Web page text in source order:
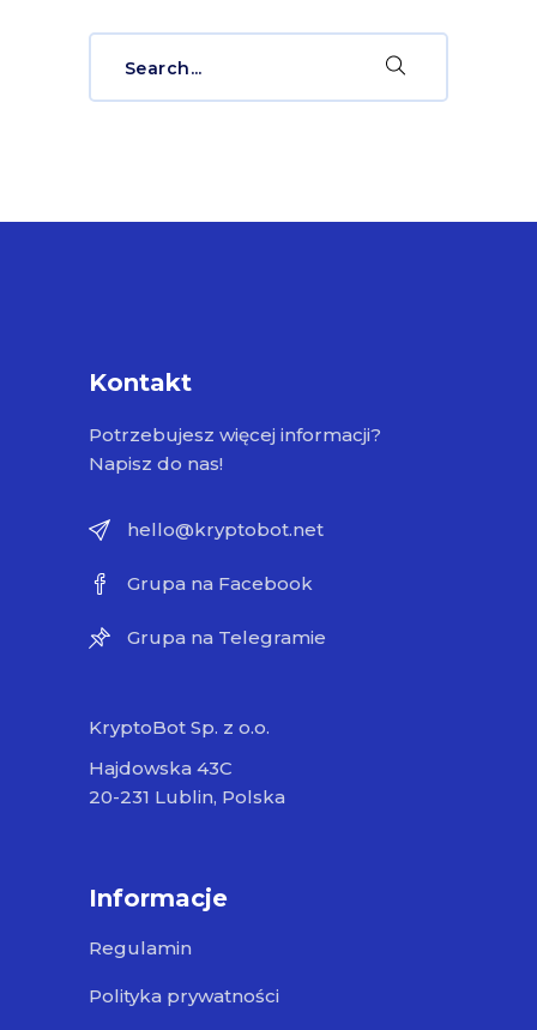
Kontakt
Potrzebujesz więcej informacji?
Napisz do nas!
hello@kryptobot.net
Grupa na Facebook
Grupa na Telegramie
KryptoBot Sp. z o.o.
Hajdowska 43C
20-231 Lublin, Polska
Informacje
Regulamin
Polityka prywatności